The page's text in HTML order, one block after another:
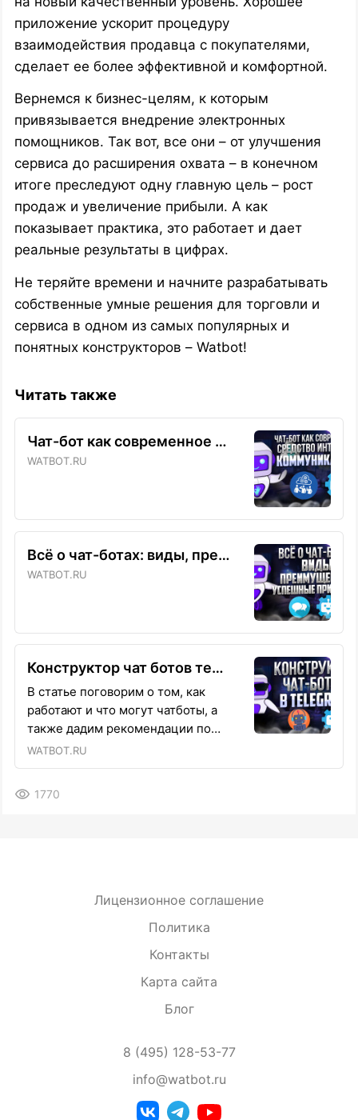
приложение ускорит процедуру
взаимодействия продавца с покупателями,
сделает ее более эффективной и комфортной.
Вернемся к бизнес-целям, к которым
привязывается внедрение электронных
помощников. Так вот, все они – от улучшения
сервиса до расширения охвата – в конечном
итоге преследуют одну главную цель – рост
продаж и увеличение прибыли. А как
показывает практика, это работает и дает
реальные результаты в цифрах.
Не теряйте времени и начните разрабатывать
собственные умные решения для торговли и
сервиса в одном из самых популярных и
понятных конструкторов – Watbot!
Читать также
Чат-бот как современное средство интернет-коммуникаций
WATBOT.RU
Всё о чат-ботах: виды, преимущества, успешные примеры
WATBOT.RU
Конструктор чат ботов телеграм
В статье поговорим о том, как
работают и что могут чатботы, а
также дадим рекомендации по
выбору конструктора.
WATBOT.RU
1770
Лицензионное соглашение
Политика
Контакты
Карта сайта
Блог
8 (495) 128-53-77
info@watbot.ru